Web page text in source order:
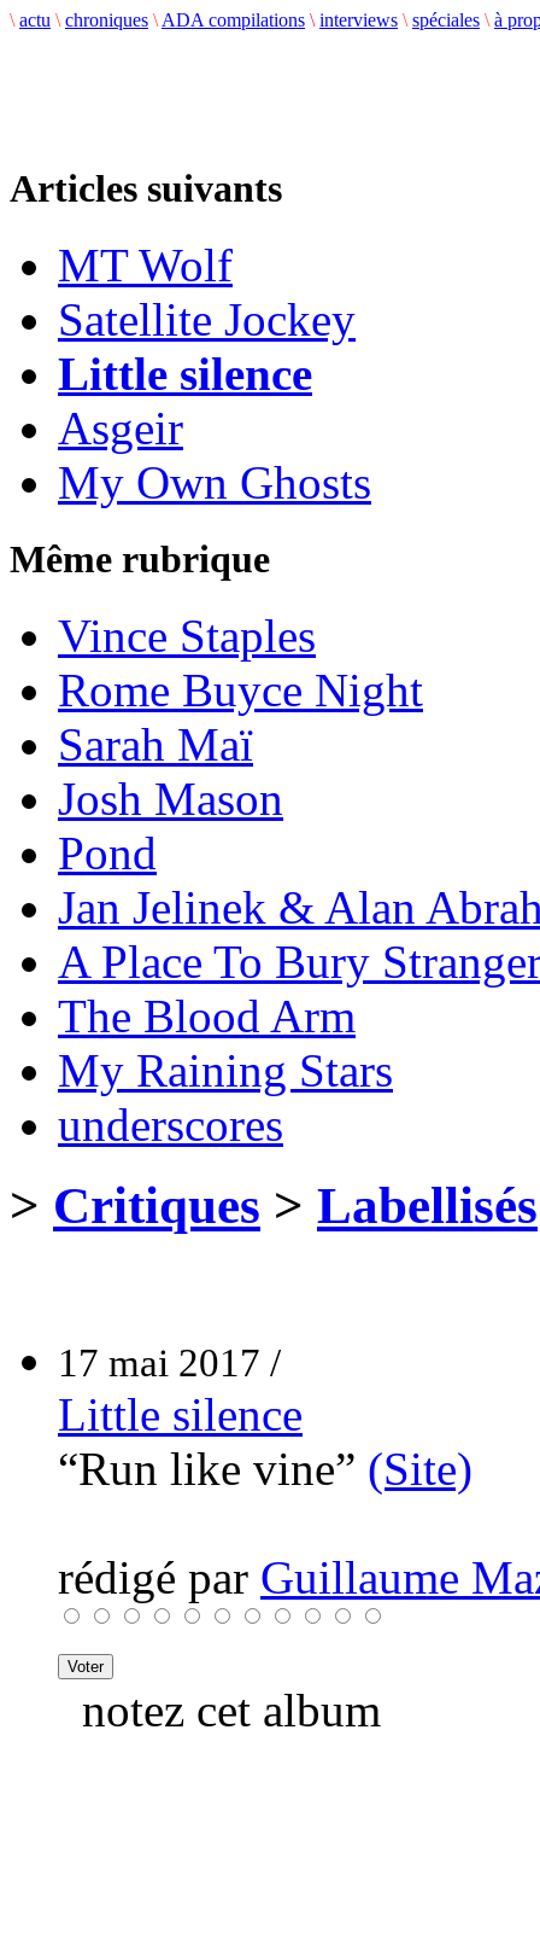
\ actu \ chroniques \ ADA compilations \ interviews \ spéciales \ à
Articles suivants
MT Wolf
Satellite Jockey
Little silence
Asgeir
My Own Ghosts
Même rubrique
Vince Staples
Rome Buyce Night
Sarah Maï
Josh Mason
Pond
Jan Jelinek & Alan
A Place To Bury
The Blood Arm
My Raining Stars
underscores
> Critiques > Labellisés
17 mai 2017 /
Little silence
“Run like vine” (Site)
rédigé par Guillaume
notez cet album